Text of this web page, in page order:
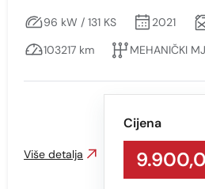
96 kW / 131 KS 2021
103217 km
MEHANIČKI
Cijena
Više detalja